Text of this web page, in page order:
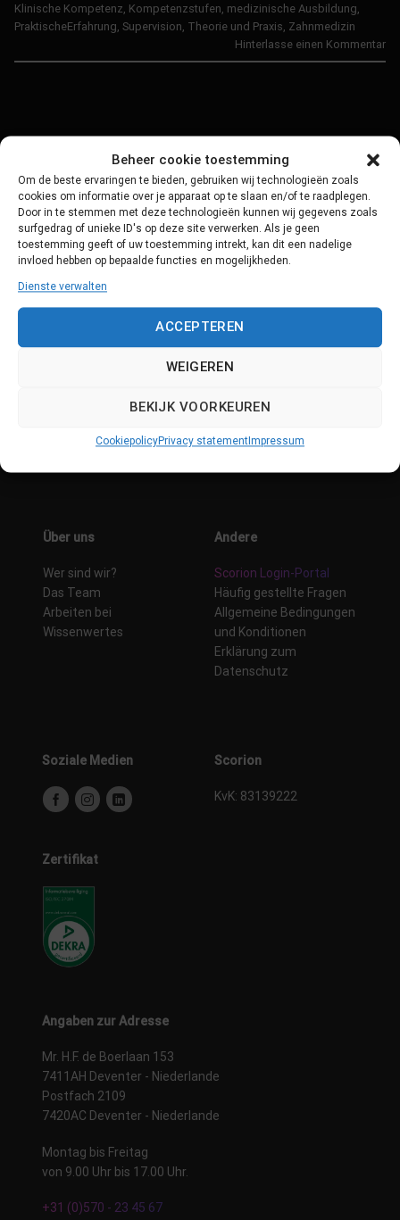
Beheer cookie toestemming
Om de beste ervaringen te bieden, gebruiken wij technologieën zoals
cookies om informatie over je apparaat op te slaan en/of te raadplegen.
Door in te stemmen met deze technologieën kunnen wij gegevens zoals
surfgedrag of unieke ID's op deze site verwerken. Als je geen
toestemming geeft of uw toestemming intrekt, kan dit een nadelige
invloed hebben op bepaalde functies en mogelijkheden.
Dienste verwalten
ACCEPTEREN
WEIGEREN
BEKIJK VOORKEUREN
CookiepolicyPrivacy statement Impressum
Klinische Kompetenz Kompetenzstufen medizinische Ausbildung
PraktischeErfahrung Supervision Theorie und Praxis Zahnmedizin
Hinterlasse einen Kommentar
Producten Support
Datensicherheit
Kontakt
Über uns
Wer sind wir?
Das Team
Arbeiten bei
Wissenwertes
Andere
Scorion Login-Portal
Häufig gestellte Fragen
Allgemeine Bedingungen
und Konditionen
Erklärung zum
Datenschutz
Soziale Medien Scorion
KvK: 83139222
Zertifikat
Angaben zur Adresse
Mr. H.F. de Boerlaan 153
7411AH Deventer - Niederlande
Postfach 2109
7420AC Deventer - Niederlande
Montag bis Freitag
von 9.00 Uhr bis 17.00 Uhr.
+31 (0)570 - 23 45 67